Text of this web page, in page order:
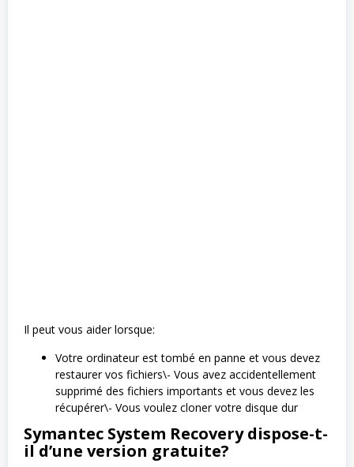
Il peut vous aider lorsque:
Votre ordinateur est tombé en panne et vous devez
restaurer vos fichiers\- Vous avez accidentellement
supprimé des fichiers importants et vous devez les
récupérer\- Vous voulez cloner votre disque dur
Symantec System Recovery dispose-t-
il d’une version gratuite?